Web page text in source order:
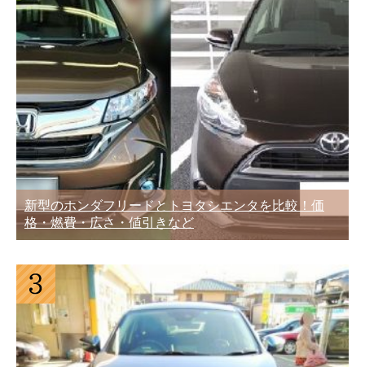
新型のホンダフリードとトヨタシエンタを比較！価
格・燃費・広さ・値引きなど